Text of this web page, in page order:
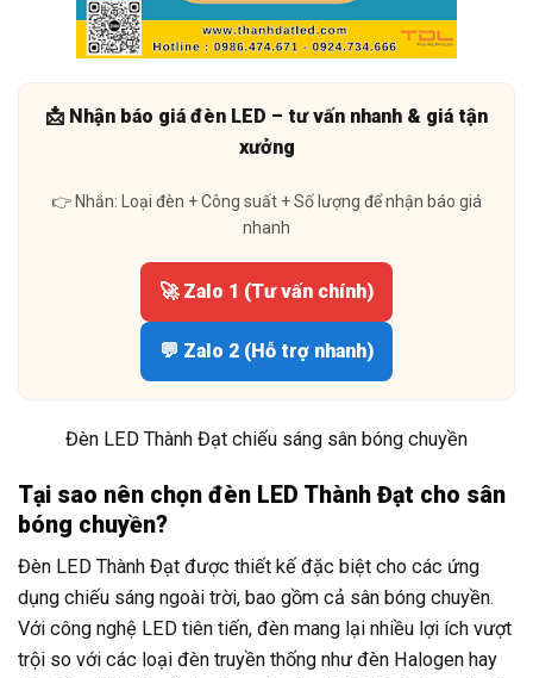
📩 Nhận báo giá đèn LED – tư vấn nhanh & giá tận
xưởng
👉 Nhắn: Loại đèn + Công suất + Số lượng để nhận báo giá
nhanh
🚀 Zalo 1 (Tư vấn chính)
💬 Zalo 2 (Hỗ trợ nhanh)
Đèn LED Thành Đạt chiếu sáng sân bóng chuyền
Tại sao nên chọn đèn LED Thành Đạt cho sân
bóng chuyền?
Đèn LED Thành Đạt được thiết kế đặc biệt cho các ứng
dụng chiếu sáng ngoài trời, bao gồm cả sân bóng chuyền.
Với công nghệ LED tiên tiến, đèn mang lại nhiều lợi ích vượt
trội so với các loại đèn truyền thống như đèn Halogen hay